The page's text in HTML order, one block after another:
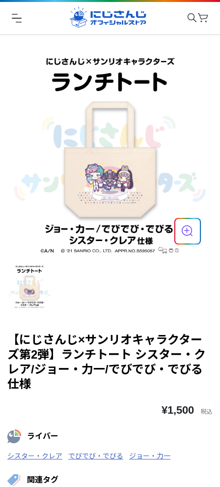
【にじさんじ×サンリオキャラクター
ズ第2弾】ランチトート シスター・ク
レア/ジョー・力一/でびでび・でびる
仕様
¥1,500 税込
ライバー
シスター・クレア でびでび・でびる ジョー・力一
関連タグ